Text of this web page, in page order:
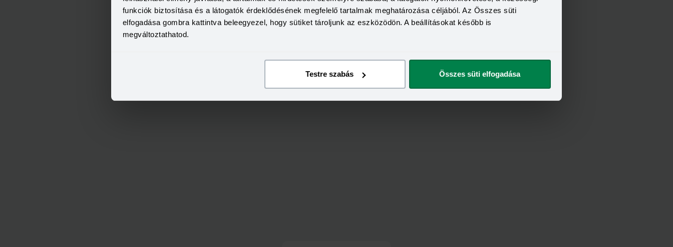
funkciók biztosítása és a látogatók érdeklődésének megfelelő tartalmak meghatározása céljából. Az Összes süti
elfogadása gombra kattintva beleegyezel, hogy sütiket tároljunk az eszközödön. A beállításokat később is
megváltoztathatod.
Testre szabás Összes süti elfogadása